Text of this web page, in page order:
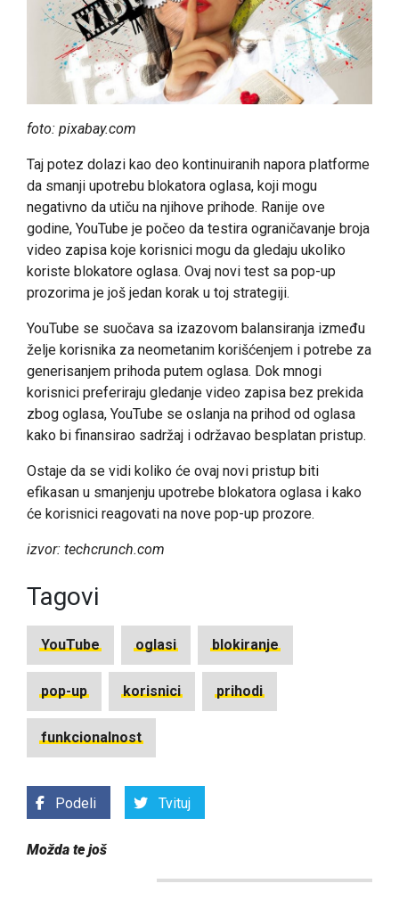
foto: pixabay.com
Taj potez dolazi kao deo kontinuiranih napora platforme
da smanji upotrebu blokatora oglasa, koji mogu
negativno da utiču na njihove prihode. Ranije ove
godine, YouTube je počeo da testira ograničavanje broja
video zapisa koje korisnici mogu da gledaju ukoliko
koriste blokatore oglasa. Ovaj novi test sa pop-up
prozorima je još jedan korak u toj strategiji.
YouTube se suočava sa izazovom balansiranja između
želje korisnika za neometanim korišćenjem i potrebe za
generisanjem prihoda putem oglasa. Dok mnogi
korisnici preferiraju gledanje video zapisa bez prekida
zbog oglasa, YouTube se oslanja na prihod od oglasa
kako bi finansirao sadržaj i održavao besplatan pristup.
Ostaje da se vidi koliko će ovaj novi pristup biti
efikasan u smanjenju upotrebe blokatora oglasa i kako
će korisnici reagovati na nove pop-up prozore.
izvor: techcrunch.com
Tagovi
YouTube oglasi blokiranje
pop-up korisnici prihodi
funkcionalnost
Podeli Tvituj
Možda te još